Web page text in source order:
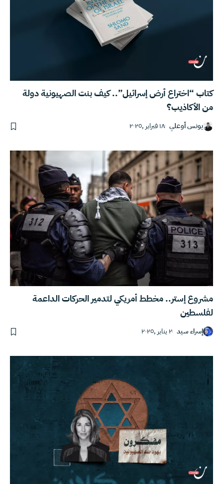
كتاب “اختراع أرض إسرائيل”.. كيف بنت الصهيونية دولة
من الأكاذيب؟
يونس أوعلي ١٨ فبراير ,٢٠٢٥
مشروع إستر.. مخطط أمريكي لتدمير الحركات الداعمة
لفلسطين
إسراء سيد ٢ يناير ,٢٠٢٥